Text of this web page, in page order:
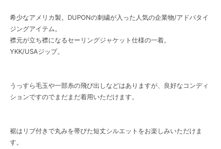
希少なアメリカ製。DUPONの刺繍が入った人気の企業物/アドバタイ
ジングアイテム。
襟元が立ち襟になるセーリングジャケット仕様の一着。
YKK/USAジップ。
うっすら毛玉や一部糸の飛び出しなどはありますが、良好なコンディ
ションですのでまだまだ着用いただけます。
裾はリブ付きで丸みを帯びた短丈シルエットをお楽しみいただけま
す。